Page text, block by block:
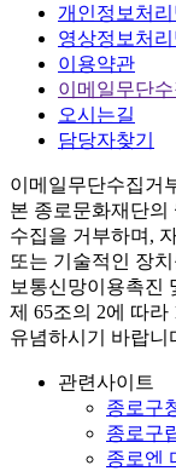
개인정보처리
영상정보처리
이용약관
이메일무단
오시는길
담당자찾기
이메일무단수집거
본 종로문화재단의
수집을 거부하며,
또는 기술적인 장
보통신망이용촉진
제 65조의 2에 따
유념하시기 바랍니
관련사이트
종로구
종로구
종로엔